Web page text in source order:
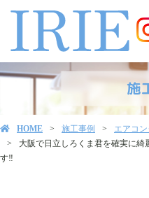
施
HOME 施工事例
エアコ
大阪で日立しろくま君を確実に綺
す‼️